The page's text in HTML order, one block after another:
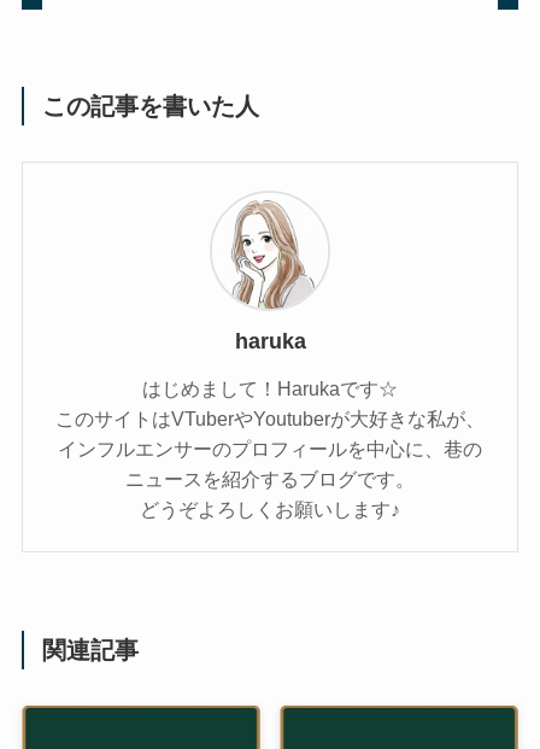
この記事を書いた人
haruka
はじめまして！Harukaです☆
このサイトはVTuberやYoutuberが大好きな私が、
インフルエンサーのプロフィールを中心に、巷の
ニュースを紹介するブログです。
どうぞよろしくお願いします♪
関連記事